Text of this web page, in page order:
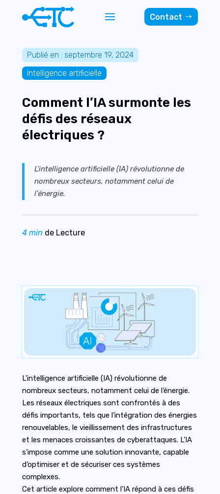
Contact
Publié en : septembre 19, 2024
Intelligence artificielle
Comment l’IA surmonte les
défis des réseaux
électriques ?
L'intelligence artificielle (IA) révolutionne de
nombreux secteurs, notamment celui de
l'énergie.
4 min de Lecture
L’intelligence artificielle (IA) révolutionne de
nombreux secteurs, notamment celui de l’énergie.
Les réseaux électriques sont confrontés à des
défis importants, tels que l’intégration des énergies
renouvelables, le vieillissement des infrastructures
et les menaces croissantes de cyberattaques. L’IA
s’impose comme une solution innovante, capable
d’optimiser et de sécuriser ces systèmes
complexes.
Cet article explore comment l’IA répond à ces défis